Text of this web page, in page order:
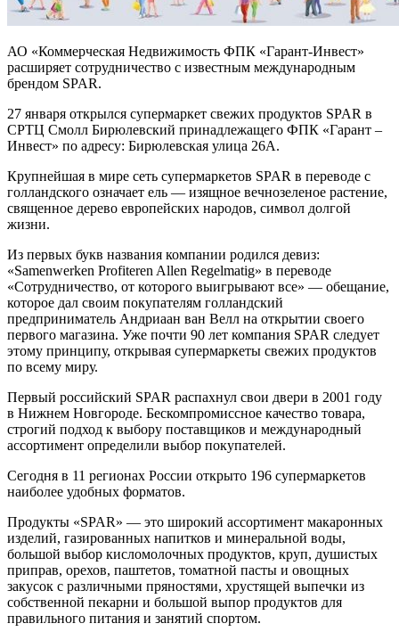
АО «Коммерческая Недвижимость ФПК «Гарант-Инвест»
расширяет сотрудничество с известным международным
брендом SPAR.
27 января открылся супермаркет свежих продуктов SPAR в
СРТЦ Смолл Бирюлевский принадлежащего ФПК «Гарант –
Инвест» по адресу: Бирюлевская улица 26А.
Крупнейшая в мире сеть супермаркетов SPAR в переводе с
голландского означает ель — изящное вечнозеленое растение,
священное дерево европейских народов, символ долгой
жизни.
Из первых букв названия компании родился девиз:
«Samenwerken Profiteren Allen Regelmatig» в переводе
«Сотрудничество, от которого выигрывают все» — обещание,
которое дал своим покупателям голландский
предприниматель Андриаан ван Велл на открытии своего
первого магазина. Уже почти 90 лет компания SPAR следует
этому принципу, открывая супермаркеты свежих продуктов
по всему миру.
Первый российский SPAR распахнул свои двери в 2001 году
в Нижнем Новгороде. Бескомпромиссное качество товара,
строгий подход к выбору поставщиков и международный
ассортимент определили выбор покупателей.
Сегодня в 11 регионах России открыто 196 супермаркетов
наиболее удобных форматов.
Продукты «SPAR» — это широкий ассортимент макаронных
изделий, газированных напитков и минеральной воды,
большой выбор кисломолочных продуктов, круп, душистых
приправ, орехов, паштетов, томатной пасты и овощных
закусок с различными пряностями, хрустящей выпечки из
собственной пекарни и большой выпор продуктов для
правильного питания и занятий спортом.